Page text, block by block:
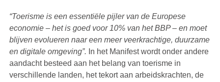
“Toerisme is een essentiële pijler van de Europese
economie – het is goed voor 10% van het BBP – en moet
blijven evolueren naar een meer veerkrachtige, duurzame
en digitale omgeving”. In het Manifest wordt onder andere
aandacht besteed aan het belang van toerisme in
verschillende landen, het tekort aan arbeidskrachten, de